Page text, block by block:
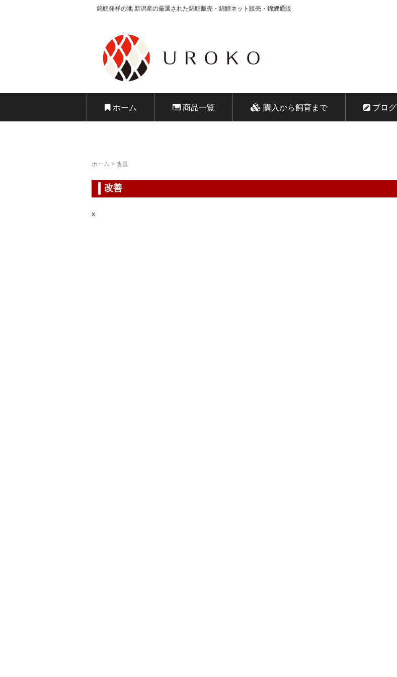
錦鯉発祥の地 新潟産の厳選された錦鯉販売・錦鯉ネット販売・錦鯉通販
錦鯉販売 株式会社 鱗～うろこ～
ホーム 商品一覧 購入から飼育まで ブログ
ホーム > 改善
改善
x